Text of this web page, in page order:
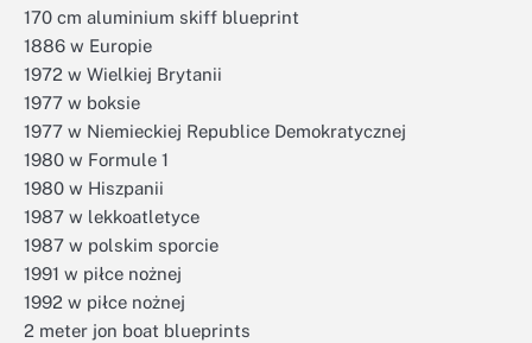
170 cm aluminium skiff blueprint
1886 w Europie
1972 w Wielkiej Brytanii
1977 w boksie
1977 w Niemieckiej Republice Demokratycznej
1980 w Formule 1
1980 w Hiszpanii
1987 w lekkoatletyce
1987 w polskim sporcie
1991 w piłce nożnej
1992 w piłce nożnej
2 meter jon boat blueprints